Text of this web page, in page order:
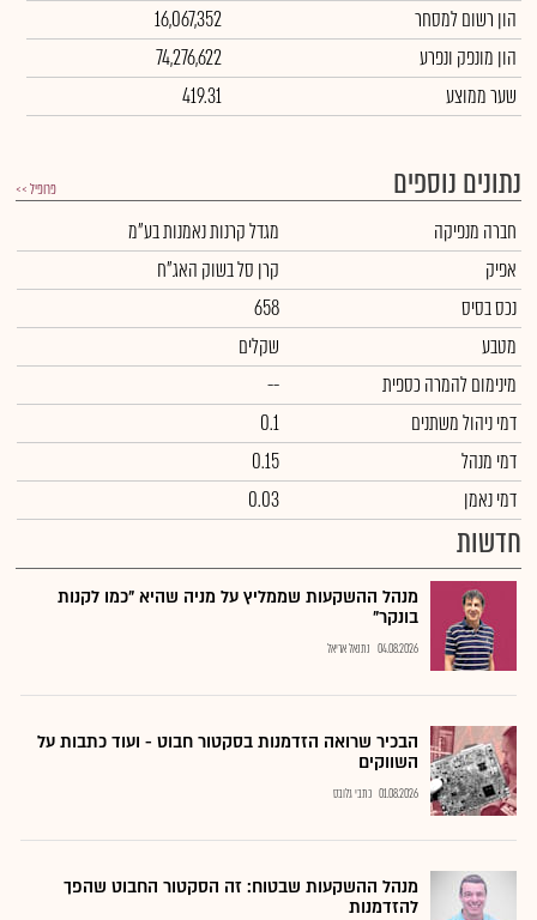
הון רשום למסחר
16,067,352
הון מונפק ונפרע
74,276,622
שער ממוצע
419.31
נתונים נוספים פרופיל >>
חברה מנפיקה
מגדל קרנות נאמנות בע"מ
אפיק
קרן סל בשוק האג"ח
נכס בסיס
658
מטבע
שקלים
מינימום להמרה כספית
--
דמי ניהול משתנים
0.1
דמי מנהל
0.15
דמי נאמן
0.03
חדשות
מנהל ההשקעות שממליץ על מניה שהיא "כמו לקנות
בונקר"
04.08.2026 נתנאל אריאל
הבכיר שרואה הזדמנות בסקטור חבוט - ועוד כתבות על
השווקים
01.08.2026 כתבי גלובס
מנהל ההשקעות שבטוח: זה הסקטור החבוט שהפך
להזדמנות